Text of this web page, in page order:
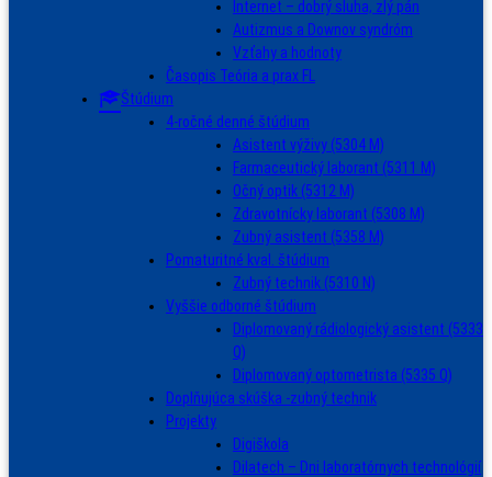
Internet – dobrý sluha, zlý pán
Autizmus a Downov syndróm
Vzťahy a hodnoty
Časopis Teória a prax FL
Štúdium
4-ročné denné štúdium
Asistent výživy (5304 M)
Farmaceutický laborant (5311 M)
Očný optik (5312 M)
Zdravotnícky laborant (5308 M)
Zubný asistent (5358 M)
Pomaturitné kval. štúdium
Zubný technik (5310 N)
Vyššie odborné štúdium
Diplomovaný rádiologický asistent (5333
Q)
Diplomovaný optometrista (5335 Q)
Doplňujúca skúška -zubný technik
Projekty
Digiškola
Dilatech – Dni laboratórnych technológií